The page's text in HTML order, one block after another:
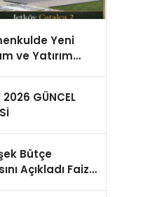
Yeni
ve Yatırım
2026 GÜNCEL
Bütçe
Açıkladı Faiz